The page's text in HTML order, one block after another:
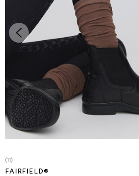
(11)
FAIRFIELD®